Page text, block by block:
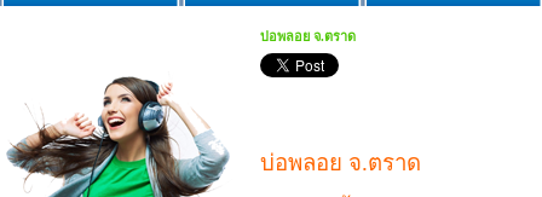
บ่อพลอย จ.ตราด
บ่อพลอย จ.ตราด